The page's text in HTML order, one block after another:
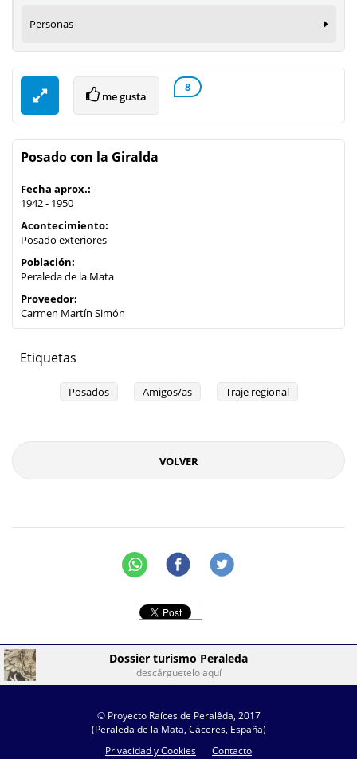
Personas
me gusta
8
Posado con la Giralda
Fecha aprox.:
1942 - 1950
Acontecimiento:
Posado exteriores
Población:
Peraleda de la Mata
Proveedor:
Carmen Martín Simón
Etiquetas
Posados Amigos/as Traje regional
VOLVER
Dossier turismo Peraleda
descárguetelo aquí
© Proyecto Raíces de Peralêda, 2017
(Peraleda de la Mata, Cáceres, España)
Privacidad y Cookies
Contacto